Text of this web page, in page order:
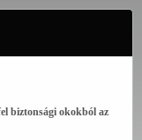
biztonsági okokból az